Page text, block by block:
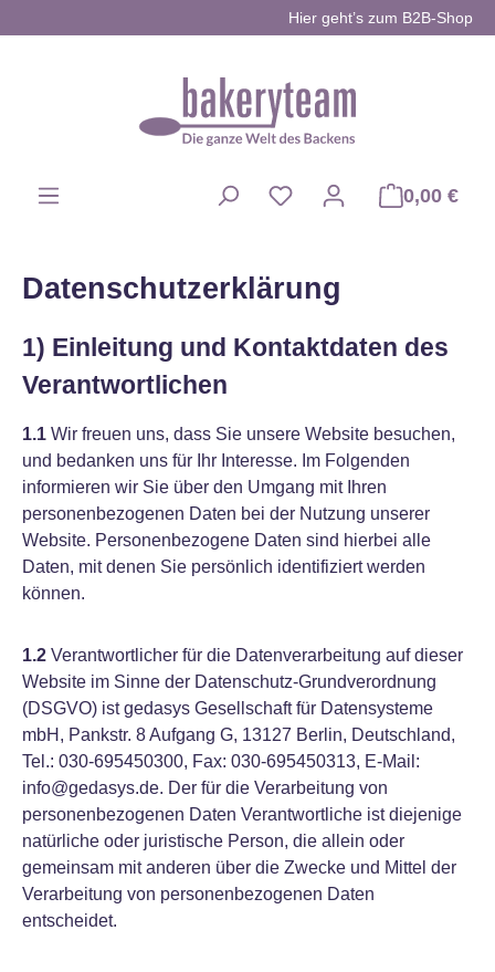
Hier geht’s zum B2B-Shop
0,00 €
Datenschutzerklärung
1) Einleitung und Kontaktdaten des
Verantwortlichen
1.1 Wir freuen uns, dass Sie unsere Website besuchen,
und bedanken uns für Ihr Interesse. Im Folgenden
informieren wir Sie über den Umgang mit Ihren
personenbezogenen Daten bei der Nutzung unserer
Website. Personenbezogene Daten sind hierbei alle
Daten, mit denen Sie persönlich identifiziert werden
können.
1.2 Verantwortlicher für die Datenverarbeitung auf dieser
Website im Sinne der Datenschutz-Grundverordnung
(DSGVO) ist gedasys Gesellschaft für Datensysteme
mbH, Pankstr. 8 Aufgang G, 13127 Berlin, Deutschland,
Tel.: 030-695450300, Fax: 030-695450313, E-Mail:
info@gedasys.de. Der für die Verarbeitung von
personenbezogenen Daten Verantwortliche ist diejenige
natürliche oder juristische Person, die allein oder
gemeinsam mit anderen über die Zwecke und Mittel der
Verarbeitung von personenbezogenen Daten
entscheidet.